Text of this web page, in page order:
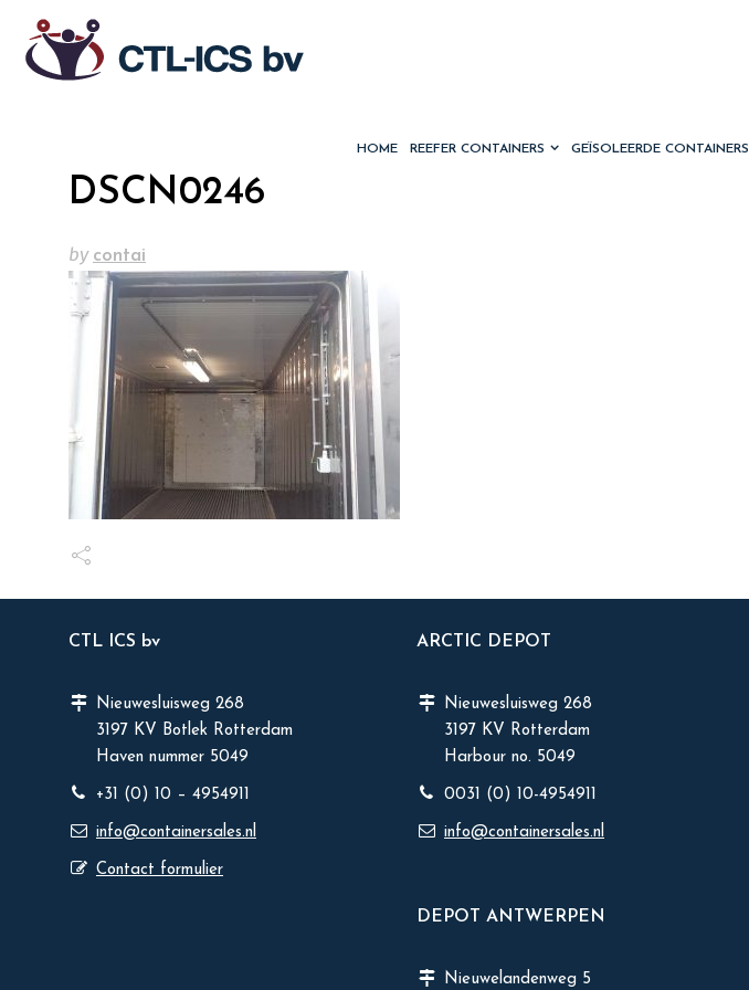
HOME REEFER CONTAINERS GEÏSOLEERDE CONTAINERS
DSCN0246
by contai
CTL ICS bv
Nieuwesluisweg 268
3197 KV Botlek Rotterdam
Haven nummer 5049
+31 (0) 10 – 4954911
info@containersales.nl
Contact formulier
ARCTIC DEPOT
Nieuwesluisweg 268
3197 KV Rotterdam
Harbour no. 5049
0031 (0) 10-4954911
info@containersales.nl
DEPOT ANTWERPEN
Nieuwelandenweg 5